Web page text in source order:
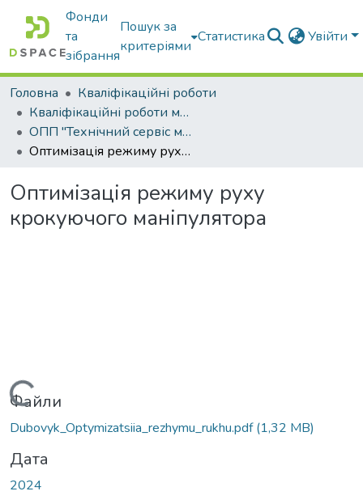
Фонди
та
зібрання
Пошук за
критеріями
Статистика Увійти
Головна
Кваліфікаційні роботи
Кваліфікаційні роботи магістрів
ОПП "Технічний сервіс машин та обладнання сільськогосподарського виробництва"
Оптимізація режиму руху крокуючого маніпулятора
Оптимізація режиму руху
крокуючого маніпулятора
Вантажиться...
Файли
Dubovyk_Optymizatsiia_rezhymu_rukhu.pdf(1,32 MB)
Дата
2024